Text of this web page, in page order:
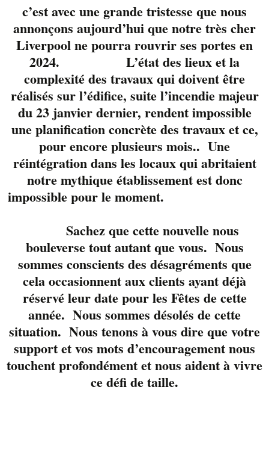
En collaboration avec
106,1 Énergie, le
Liverpool lance
officiellement la
saison estivale avec un
5 à 9 endiablé.
Dégustation de
produits, amuses-
gueule, spectacle live
avec The Sisters
Lussier et leurs invités
Sébastien et Dominic
Lussier, animation
avec l’équipe de 106,1
Énergie, prix de
présence. Surveillez
notre concours sur les
ondes d’Energie pour
gagner votre place.
Pour réserver
c’est avec une grande tristesse que nous
annonçons aujourd’hui que notre très cher
Liverpool ne pourra rouvrir ses portes en
2024. L’état des lieux et la
complexité des travaux qui doivent être
réalisés sur l’édifice, suite l’incendie majeur
du 23 janvier dernier, rendent impossible
une planification concrète des travaux et ce,
pour encore plusieurs mois.. Une
réintégration dans les locaux qui abritaient
notre mythique établissement est donc
impossible pour le moment.
Sachez que cette nouvelle nous
bouleverse tout autant que vous. Nous
sommes conscients des désagréments que
cela occasionnent aux clients ayant déjà
réservé leur date pour les Fêtes de cette
année. Nous sommes désolés de cette
situation. Nous tenons à vous dire que votre
support et vos mots d’encouragement nous
touchent profondément et nous aident à vivre
ce défi de taille.